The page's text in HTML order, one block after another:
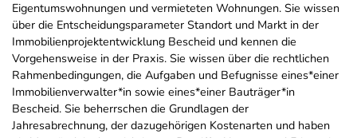
Eigentumswohnungen und vermieteten Wohnungen. Sie wissen
über die Entscheidungsparameter Standort und Markt in der
Immobilienprojektentwicklung Bescheid und kennen die
Vorgehensweise in der Praxis. Sie wissen über die rechtlichen
Rahmenbedingungen, die Aufgaben und Befugnisse eines*einer
Immobilienverwalter*in sowie eines*einer Bauträger*in
Bescheid. Sie beherrschen die Grundlagen der
Jahresabrechnung, der dazugehörigen Kostenarten und haben